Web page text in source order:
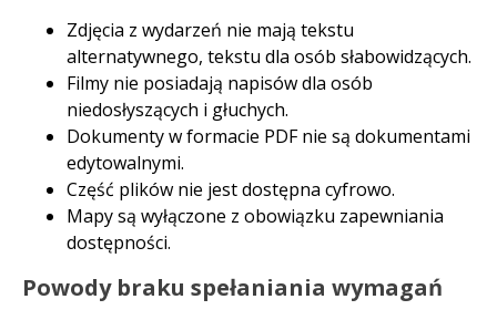
Zdjęcia z wydarzeń nie mają tekstu
alternatywnego, tekstu dla osób słabowidzących.
Filmy nie posiadają napisów dla osób
niedosłyszących i głuchych.
Dokumenty w formacie PDF nie są dokumentami
edytowalnymi.
Część plików nie jest dostępna cyfrowo.
Mapy są wyłączone z obowiązku zapewniania
dostępności.
Powody braku spełaniania wymagań